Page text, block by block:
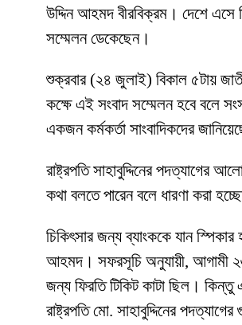
উদ্দিন আহমদ বীরবিক্রম। দেশে এসে
সম্মেলন ডেকেছেন।
শুক্রবার (২৪ জুলাই) বিকাল ৫টায়
কক্ষে এই সংবাদ সম্মেলন হবে বলে
একজন কর্মকর্তা সাংবাদিকদের
রাষ্ট্রপতি সাহাবুদ্দিনের পদত্যাগের
কথা বলতে পারেন বলে ধারণা করা
চিকিৎসার জন্য ব্যাংককে যান স্পিকার
আহমদ। সফরসূচি অনুযায়ী, আগামী
জন্য ফিরতি টিকিট কাটা ছিল। কিন্তু
রাষ্ট্রপতি মো. সাহাবুদ্দিনের